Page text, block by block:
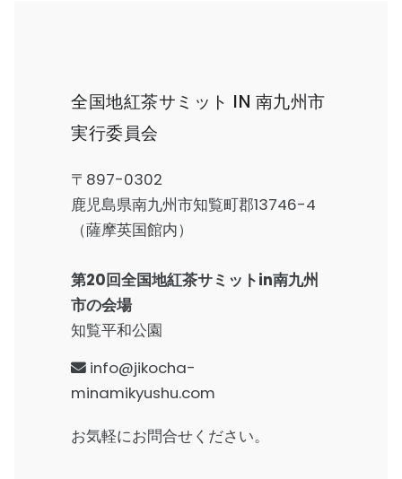
全国地紅茶サミット IN 南九州市
実行委員会
〒897-0302
鹿児島県南九州市知覧町郡13746-4
（薩摩英国館内）
第20回全国地紅茶サミットin南九州
市の会場
知覧平和公園
info@jikocha-
minamikyushu.com
お気軽にお問合せください。